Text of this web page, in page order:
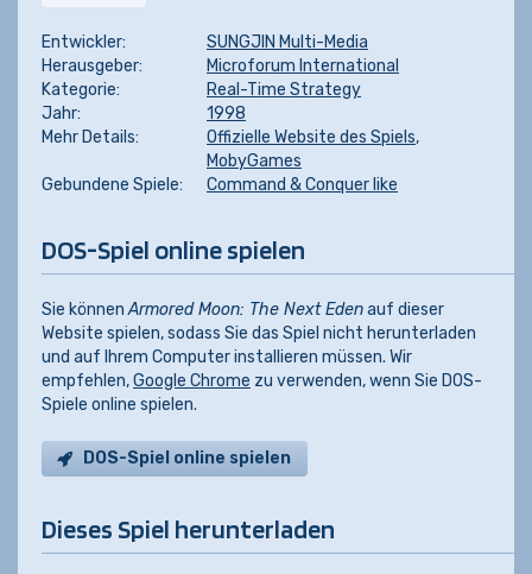
Entwickler:
SUNGJIN Multi-Media
Herausgeber:
Microforum International
Kategorie:
Real-Time Strategy
Jahr:
1998
Mehr Details:
Offizielle Website des Spiels,
MobyGames
Gebundene Spiele:
Command & Conquer like
DOS-Spiel online spielen
Sie könnenArmored Moon: The Next Edenauf dieser
Website spielen, sodass Sie das Spiel nicht herunterladen
und auf Ihrem Computer installieren müssen. Wir
empfehlen,Google Chrome zu verwenden, wenn Sie DOS-
Spiele online spielen.
DOS-Spiel online spielen
Dieses Spiel herunterladen